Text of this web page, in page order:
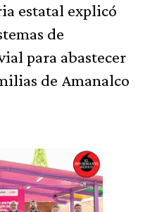
estatal explicó
de
para abastecer
de Amanalco